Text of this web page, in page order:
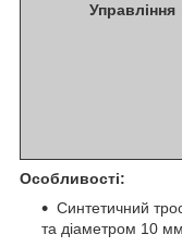
Управління
Особливості:
Синтетичний
та діаметром 10